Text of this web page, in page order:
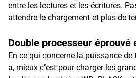
entre les lectures et les écritures.
attendre le chargement et plus de
Double processeur éprouvé
En ce qui concerne la puissance
a, mieux c’est pour charger les